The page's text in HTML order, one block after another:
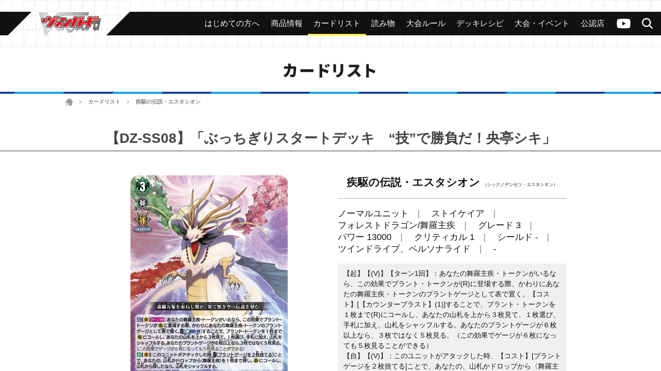
ヴァンガードch
検索
カード 大会 公認店舗 その他
はじめての方へ 商品情報 カードリスト 読み物 大会ルール デッキレシピ 大会・イベント 公認店
カードリスト
ホームカードリスト 疾駆の伝説・エスタシオン
【DZ-SS08】「ぶっちぎりスタートデッキ “技”で勝負だ！央亭シキ」
疾駆の伝説・エスタシオン （シックノデンセツ・エスタシオン）
ノーマルユニット
ストイケイア
フォレストドラゴン/舞羅主疾
グレード 3
パワー 13000
クリティカル 1
シールド -
ツインドライブ、ペルソナライド
-
【起】【(V)】【ターン1回】：あなたの舞羅主疾・トークンがいるな
ら、この効果でプラント・トークンが(R)に登場する際、かわりにあな
たの舞羅主疾・トークンのプラントゲージとして表で置く。【コス
ト】[【カウンターブラスト】(1)]することで、プラント・トークンを
１枚まで(R)にコールし、あなたの山札を上から３枚見て、１枚選び、
手札に加え、山札をシャッフルする。あなたのプラントゲージが６枚
以上なら、３枚ではなく５枚見る。（この効果でゲージが６枚になっ
ても５枚見ることができる）
【自】【(V)】：このユニットがアタックした時、【コスト】[プラント
ゲージを２枚捨てる]ことで、あなたの、山札かドロップから〈舞羅主